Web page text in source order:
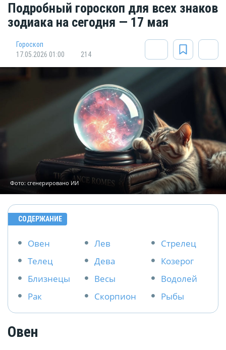
Подробный гороскоп для всех знаков
зодиака на сегодня — 17 мая
Гороскоп
17.05.2026 01:00
214
Фото: сгенерировано ИИ
СОДЕРЖАНИЕ
Овен
Телец
Близнецы
Рак
Лев
Дева
Весы
Скорпион
Стрелец
Козерог
Водолей
Рыбы
Овен